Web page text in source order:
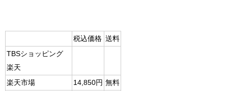
税込価格 送料
TBSショッピング
楽天
楽天市場
14,850円 無料